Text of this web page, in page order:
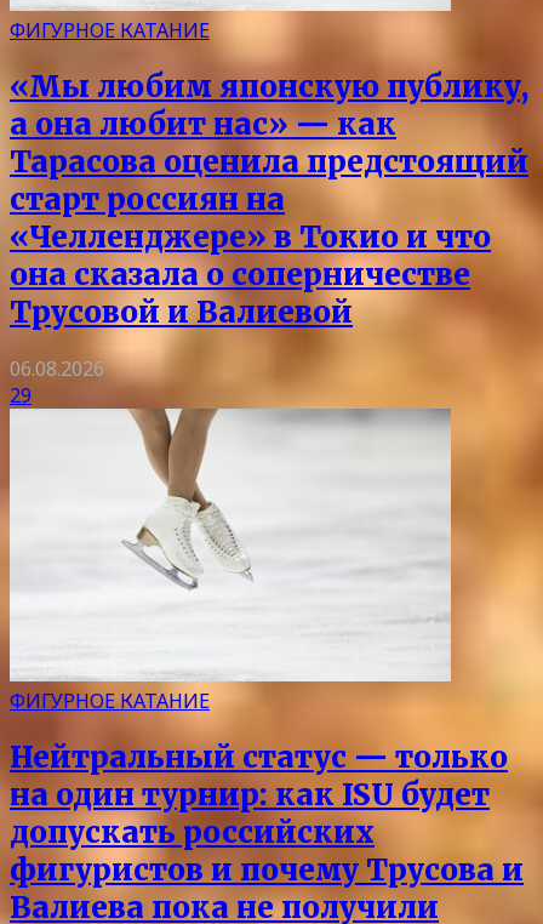
ФИГУРНОЕ КАТАНИЕ
«Мы любим японскую публику,
а она любит нас» — как
Тарасова оценила предстоящий
старт россиян на
«Челленджере» в Токио и что
она сказала о соперничестве
Трусовой и Валиевой
06.08.2026
29
ФИГУРНОЕ КАТАНИЕ
Нейтральный статус — только
на один турнир: как ISU будет
допускать российских
фигуристов и почему Трусова и
Валиева пока не получили